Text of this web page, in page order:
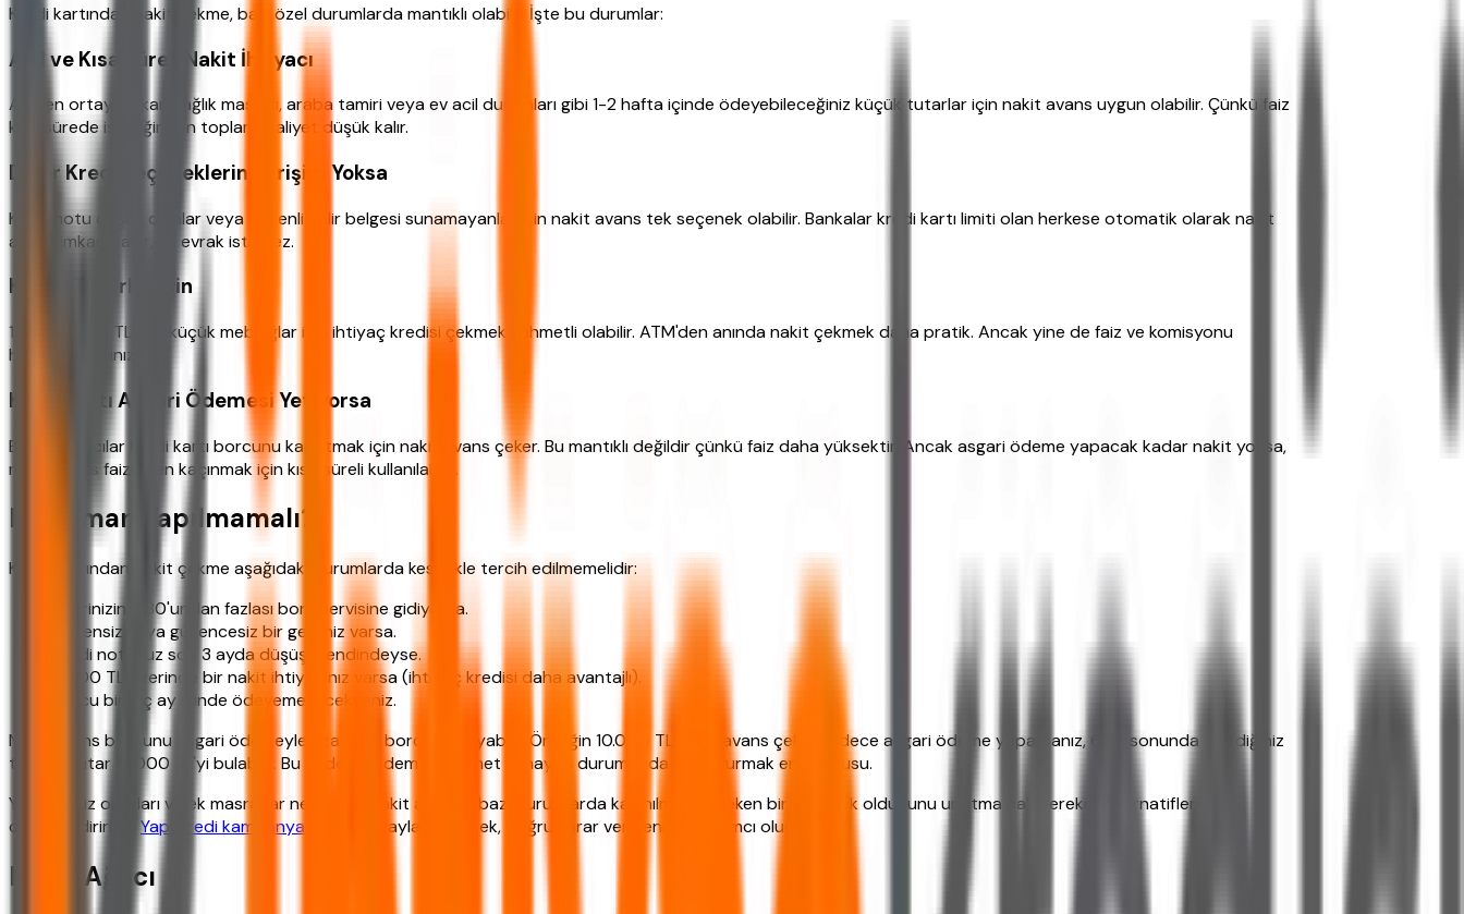
Kredi kartından nakit çekme, bazı özel durumlarda mantıklı olabilir. İşte bu durumlar:
Acil ve Kısa Süreli Nakit İhtiyacı
Aniden ortaya çıkan sağlık masrafı, araba tamiri veya ev acil durumları gibi 1-2 hafta içinde ödeyebileceğiniz küçük tutarlar için nakit avans uygun olabilir. Çünkü faiz
kısa sürede işlediğinden toplam maliyet düşük kalır.
Diğer Kredi Seçeneklerine Erişim Yoksa
Kredi notu düşük olanlar veya düzenli gelir belgesi sunamayanlar için nakit avans tek seçenek olabilir. Bankalar kredi kartı limiti olan herkese otomatik olarak nakit
avans imkanı tanır, ek evrak istemez.
Küçük Tutarlar İçin
1.000-2.000 TL gibi küçük meblağlar için ihtiyaç kredisi çekmek zahmetli olabilir. ATM'den anında nakit çekmek daha pratik. Ancak yine de faiz ve komisyonu
hesaplamalısınız.
Kredi Kartı Asgari Ödemesi Yetiyorsa
Bazı kullanıcılar kredi kartı borcunu kapatmak için nakit avans çeker. Bu mantıklı değildir çünkü faiz daha yüksektir. Ancak asgari ödeme yapacak kadar nakit yoksa,
nakit avans faizinden kaçınmak için kısa süreli kullanılabilir.
Ne Zaman Yapılmamalı?
Kredi kartından nakit çekme aşağıdaki durumlarda kesinlikle tercih edilmemelidir:
Gelirinizin %30'undan fazlası borç servisine gidiyorsa.
Düzensiz veya güvencesiz bir geliriniz varsa.
Kredi notunuz son 3 ayda düşüş trendindeyse.
5.000 TL üzerinde bir nakit ihtiyacınız varsa (ihtiyaç kredisi daha avantajlı).
Borcu birkaç ay içinde ödeyemeyecekseniz.
Nakit avans borcunu asgari ödemeyle uzatmak borcu katlayabilir. Örneğin 10.000 TL nakit avans çekip sadece asgari ödeme yaparsanız, 6 ay sonunda ödediğiniz
toplam tutar 15.000 TL'yi bulabilir. Bu nedenle ödeme planı net olmayan durumlarda uzak durmak en doğrusu.
Yüksek faiz oranları ve ek masraflar nedeniyle nakit avansın bazı durumlarda kaçınılması gereken bir seçenek olduğunu unutmamak gerekir. Alternatifleri
değerlendirirken Yapı Kredi kampanya yapısı detaylarını bilmek, doğru karar vermenize yardımcı olur.
Karar Ağacı